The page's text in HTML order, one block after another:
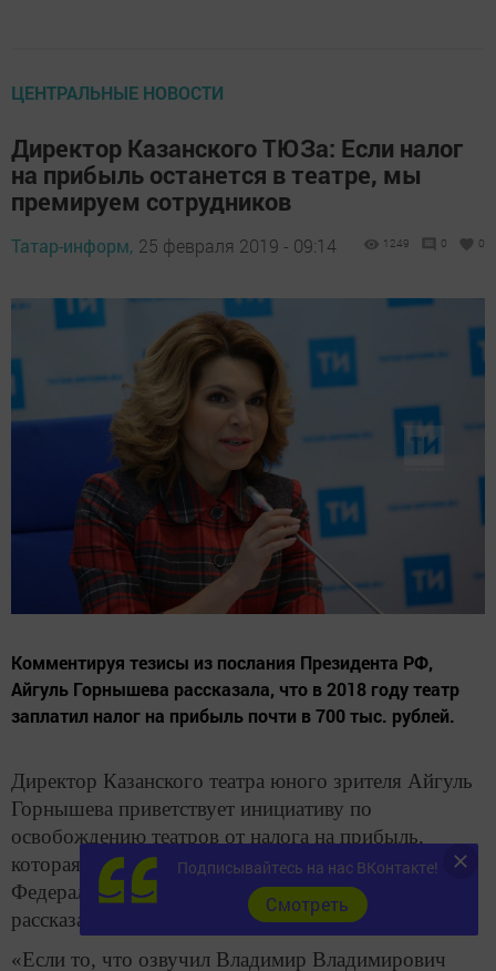
ЦЕНТРАЛЬНЫЕ НОВОСТИ
Директор Казанского ТЮЗа: Если налог
на прибыль останется в театре, мы
премируем сотрудников
Татар-информ, 25 февраля 2019 - 09:14 1249 0 0
Комментируя тезисы из послания Президента РФ,
Айгуль Горнышева рассказала, что в 2018 году театр
заплатил налог на прибыль почти в 700 тыс. рублей.
Директор Казанского театра юного зрителя Айгуль
Горнышева приветствует инициативу по
освобождению театров от налога на прибыль,
которая прозвучала в послании Президента РФ
Федеральному Собранию. Об этом Горнышева
рассказала корреспонденту ИА «Татар-информ».
«Если то, что озвучил Владимир Владимирович
Подписывайтесь на нас ВКонтакте!
Cмотреть